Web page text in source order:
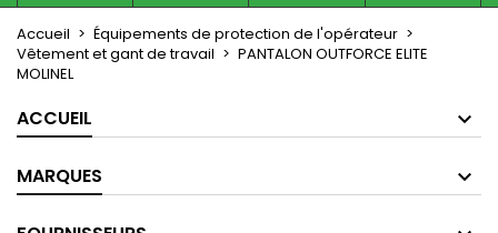
Accueil
Équipements de protection de l'opérateur
Vêtement et gant de travail
PANTALON OUTFORCE ELITE
MOLINEL
ACCUEIL
MARQUES